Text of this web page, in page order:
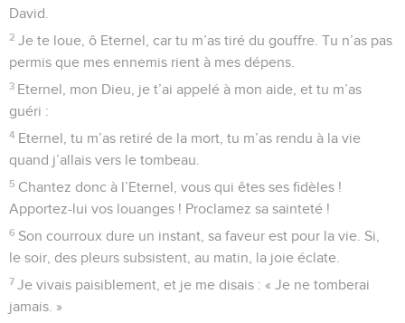
David.
2 Je te loue, ô Eternel, car tu m’as tiré du gouffre. Tu n’as pas
permis que mes ennemis rient à mes dépens.
3 Eternel, mon Dieu, je t’ai appelé à mon aide, et tu m’as
guéri :
4 Eternel, tu m’as retiré de la mort, tu m’as rendu à la vie
quand j’allais vers le tombeau.
5 Chantez donc à l’Eternel, vous qui êtes ses fidèles !
Apportez-lui vos louanges ! Proclamez sa sainteté !
6 Son courroux dure un instant, sa faveur est pour la vie. Si,
le soir, des pleurs subsistent, au matin, la joie éclate.
7 Je vivais paisiblement, et je me disais : « Je ne tomberai
jamais. »